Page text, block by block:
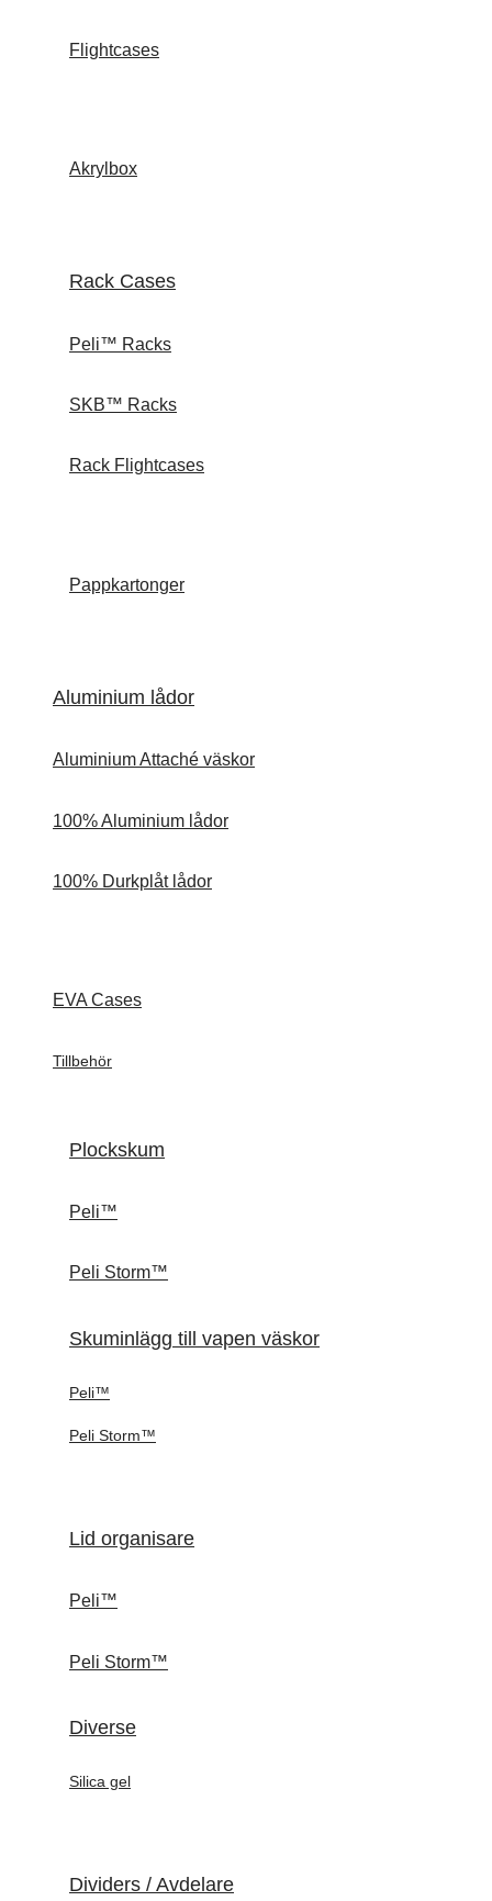
Flightcases
Akrylbox
Rack Cases
Peli™ Racks
SKB™ Racks
Rack Flightcases
Pappkartonger
Aluminium lådor
Aluminium Attaché väskor
100% Aluminium lådor
100% Durkplåt lådor
EVA Cases
Tillbehör
Plockskum
Peli™
Peli Storm™
Skuminlägg till vapen väskor
Peli™
Peli Storm™
Lid organisare
Peli™
Peli Storm™
Diverse
Silica gel
Dividers / Avdelare